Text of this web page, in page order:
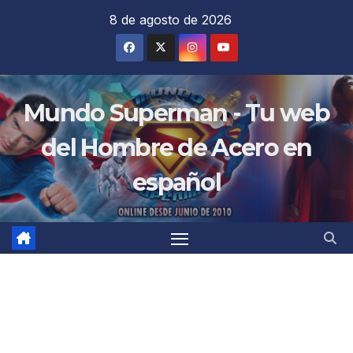
8 de agosto de 2026
Mundo Superman - Tu web
del Hombre de Acero en
español